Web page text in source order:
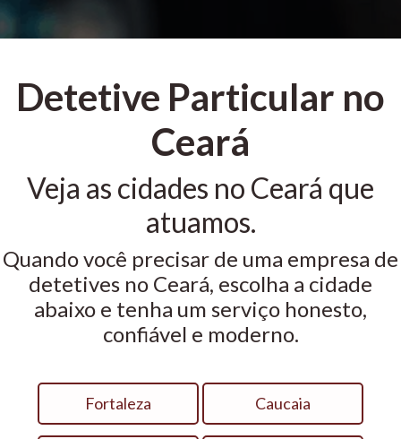
Detetive Particular no
Ceará
Veja as cidades no Ceará que
atuamos.
Quando você precisar de uma empresa de
detetives no Ceará, escolha a cidade
abaixo e tenha um serviço honesto,
confiável e moderno.
Fortaleza Caucaia